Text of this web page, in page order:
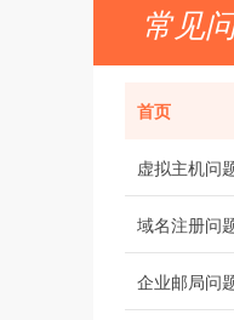
常见
首页
虚拟主机问
域名注册问
企业邮局问